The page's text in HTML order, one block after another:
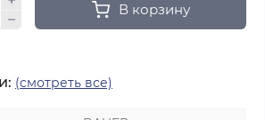
В корзину
(смотреть все)